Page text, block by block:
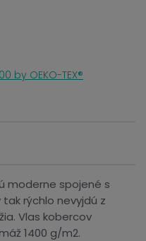
by OEKO-TEX®
moderne spojené s
rýchlo nevyjdú z
Vlas kobercov
1400 g/m2.